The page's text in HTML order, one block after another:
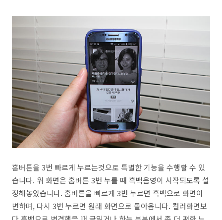
홈버튼을 3번 빠르게 누르는것으로 특별한 기능을 수행할 수 있
습니다. 위 화면은 홈버튼 3번 누를 때 흑백음영이 시작되도록 설
정해놓았습니다. 홈버튼을 빠르게 3번 누르면 흑백으로 화면이
변하며, 다시 3번 누르면 원래 화면으로 돌아옵니다. 컬러화면보